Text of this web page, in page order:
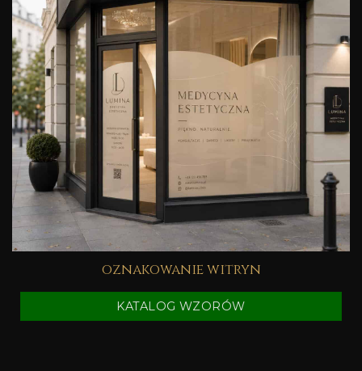
oznakowanie witryn
KATALOG WZORÓW